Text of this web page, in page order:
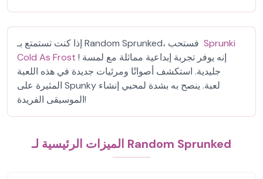
Sprunki
Cold As Frost ! إنه يوفر تجربة إبداعية مماثلة مع لمسة
جليدية. استكشف أصواتًا ومرئيات جديدة في هذه اللعبة
المثيرة على Spunky لعبة. ينصح به بشدة لمحبي إنشاء
الموسيقى الفريدة!
الميزات الرئيسية لـ Random Sprunked